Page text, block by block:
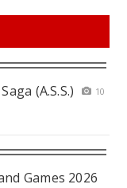
(A.S.S.)
10
Games 2026